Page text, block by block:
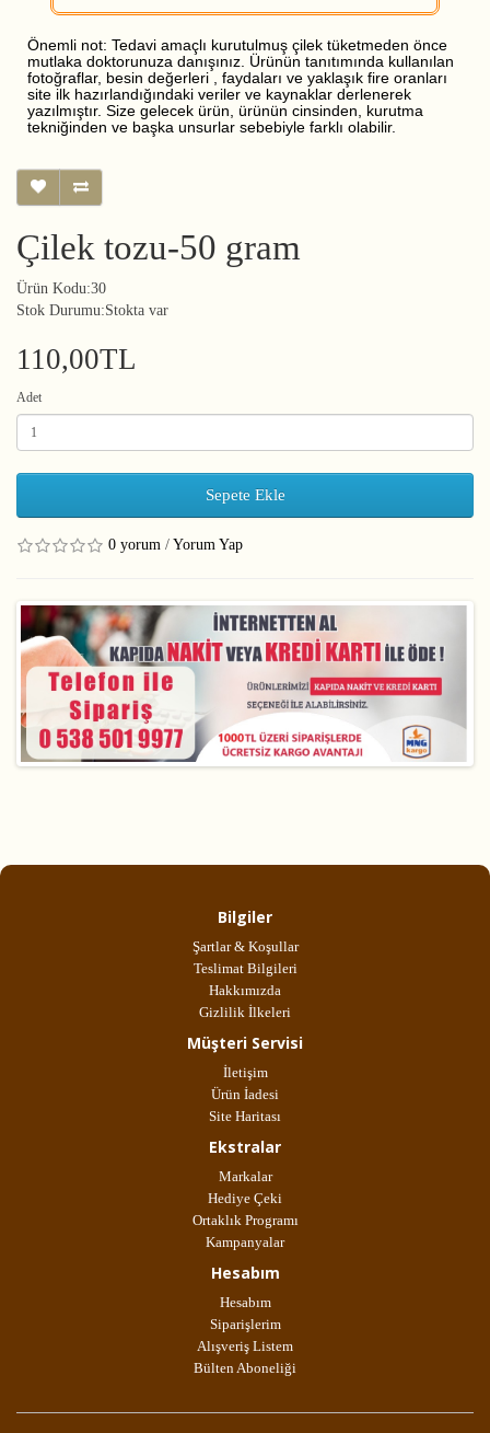
Önemli not: Tedavi amaçlı kurutulmuş çilek tüketmeden önce
mutlaka doktorunuza danışınız. Ürünün tanıtımında kullanılan
fotoğraflar, besin değerleri , faydaları ve yaklaşık fire oranları
site ilk hazırlandığındaki veriler ve kaynaklar derlenerek
yazılmıştır. Size gelecek ürün, ürünün cinsinden, kurutma
tekniğinden ve başka unsurlar sebebiyle farklı olabilir.
Çilek tozu-50 gram
Ürün Kodu:30
Stok Durumu:Stokta var
110,00TL
Adet
Sepete Ekle
0 yorum / Yorum Yap
Bilgiler
Şartlar & Koşullar
Teslimat Bilgileri
Hakkımızda
Gizlilik İlkeleri
Müşteri Servisi
İletişim
Ürün İadesi
Site Haritası
Ekstralar
Markalar
Hediye Çeki
Ortaklık Programı
Kampanyalar
Hesabım
Hesabım
Siparişlerim
Alışveriş Listem
Bülten Aboneliği